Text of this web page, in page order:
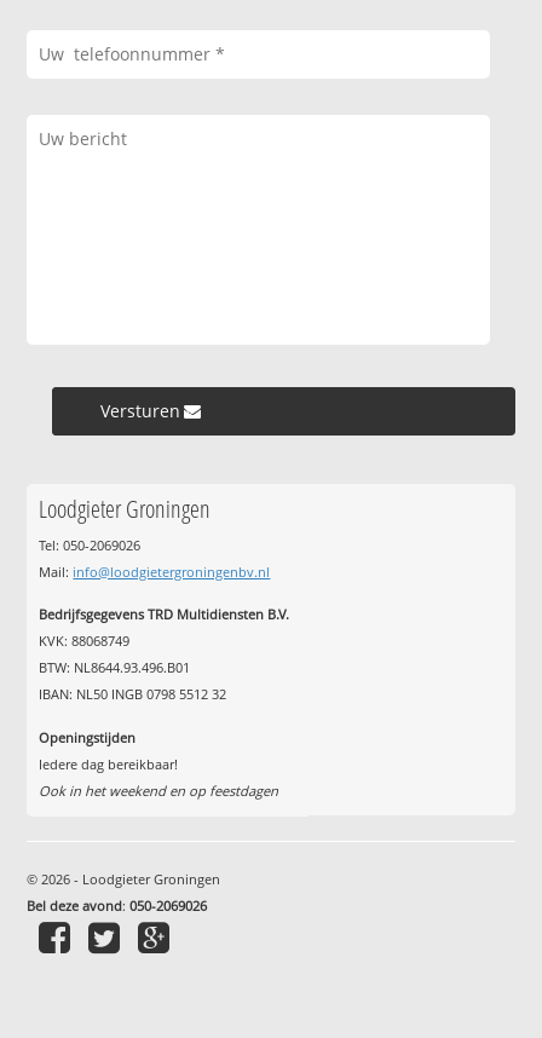
Versturen »
Loodgieter Groningen
Tel: 050-2069026
Mail: info@loodgietergroningenbv.nl
Bedrijfsgegevens TRD Multidiensten B.V.
KVK: 88068749
BTW: NL8644.93.496.B01
IBAN: NL50 INGB 0798 5512 32
Openingstijden
Iedere dag bereikbaar!
Ook in het weekend en op feestdagen
© 2026 - Loodgieter Groningen
Bel deze avond:050-2069026